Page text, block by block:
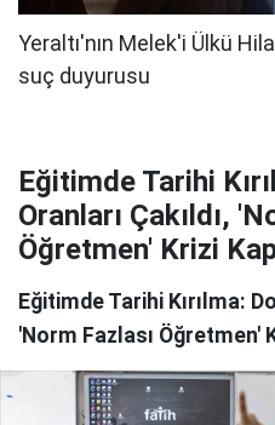
Eğitimde Tarihi
Oranları Çakıldı,
Öğretmen' Krizi
Eğitimde Tarihi Kırılma:
'Norm Fazlası Öğretmen'